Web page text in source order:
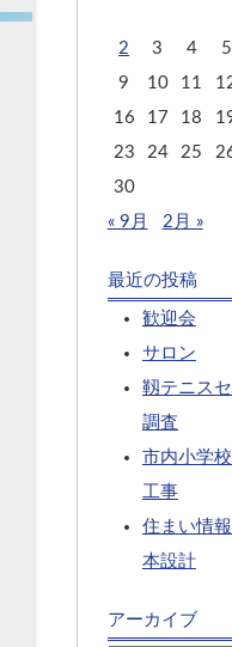
2
3 4 5
9
10 11
16
17 18
23
24 25
30
« 9月
2月 »
最近の投稿
歓迎会
サロン
靱テニス
調査
市内小学
工事
住まい情
本設計
アーカイブ